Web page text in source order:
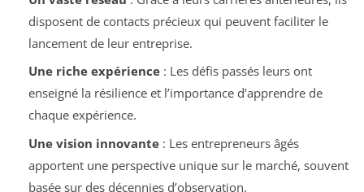
disposent de contacts précieux qui peuvent faciliter le
lancement de leur entreprise.
Une riche expérience: Les défis passés leurs ont
enseigné la résilience et l’importance d’apprendre de
chaque expérience.
Une vision innovante: Les entrepreneurs âgés
apportent une perspective unique sur le marché, souvent
basée sur des décennies d’observation.